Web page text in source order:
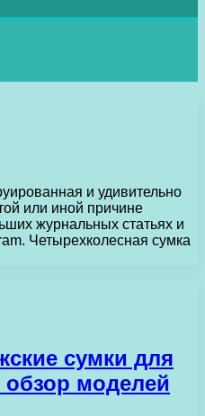
и удивительно
или иной причине
журнальных статьях и
Четырехколесная сумка
сумки для
моделей